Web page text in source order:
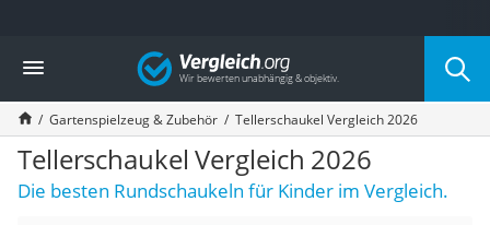
Die beliebtesten Vergleiche nach Kategorie
Freizeit & Sport
Gartentrampolin
Trampolin
Metalldetektor
Eufab-Fahrradträger
Trampolin 366 cm
Vergleich
Gartenspielzeug & Zubehör Tellerschaukel Vergleich 2026
Tellerschaukel Vergleich 2026
Die besten Rundschaukeln für Kinder im Vergleich.